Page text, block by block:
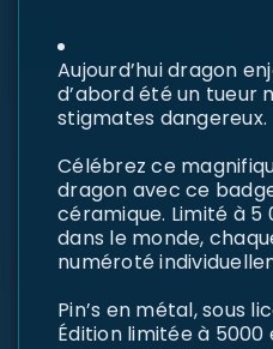
Aujourd’hui dragon
d’abord été un tueur
stigmates dangereux.
Célébrez ce
dragon avec ce
céramique. Limité à 5
dans le monde,
numéroté
Pin’s en métal, sous
Édition limitée à 5000